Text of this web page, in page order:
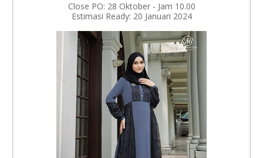
Close PO: 28 Oktober - Jam 10.00
Estimasi Ready: 20 Januari 2024